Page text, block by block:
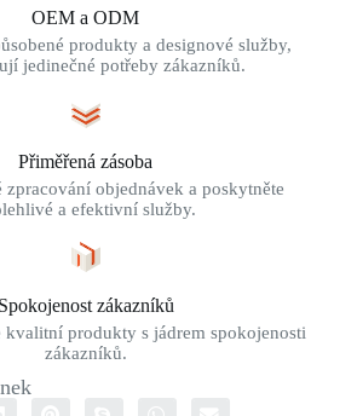
OEM a ODM
produkty a designové služby,
jedinečné potřeby zákazníků.
Přiměřená zásoba
zpracování objednávek a poskytněte
a efektivní služby.
Spokojenost zákazníků
kvalitní produkty s jádrem spokojenosti
zákazníků.